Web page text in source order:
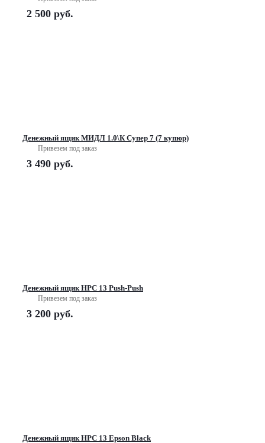
2 500 руб.
Денежный ящик МИДЛ 1.0\К Супер 7 (7 купюр)
Привезем под заказ
3 490 руб.
Денежный ящик HPC 13 Push-Push
Привезем под заказ
3 200 руб.
Денежный ящик HPC 13 Epson Black